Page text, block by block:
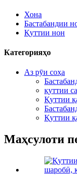
Хона
Бастабандии
Қуттии нон
Категорияҳо
Аз рӯи соҳа
қуттии
Қуттии
Қуттии
Маҳсулоти